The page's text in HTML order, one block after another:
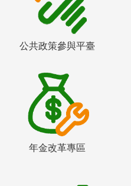
公共政策參與平臺
年金改革專區